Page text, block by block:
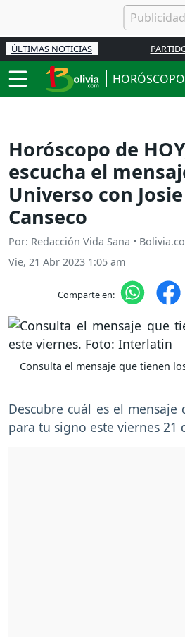
ÚLTIMAS NOTICIAS
HORÓSCOPO
Horóscopo de
escucha el
Universo con
Canseco
Por: Redacción Vida Sana •
Vie, 21 Abr 2023 1:05 am
Comparte en:
Consulta el mensaje que tienen
Descubre cuál es el
para tu signo este viernes 21